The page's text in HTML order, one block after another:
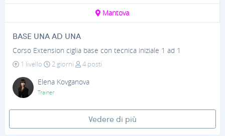
Mantova
BASE UNA AD UNA
Corso Extension ciglia base con tecnica iniziale 1 ad 1
1 livello
2 giorni
4 posti
Elena Kovganova
Trainer
Vedere di più